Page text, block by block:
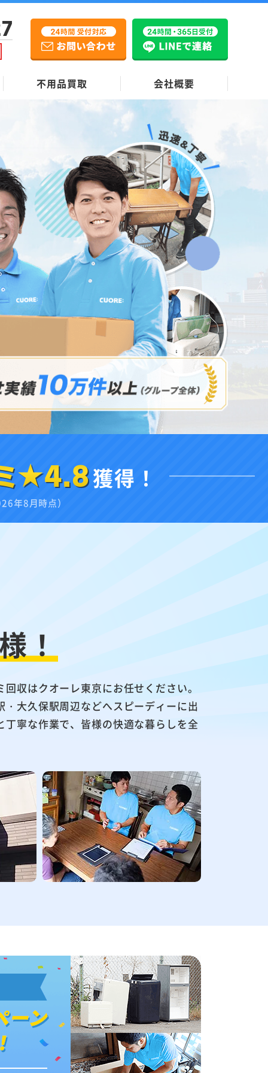
不用品買取 会社概要
★4.8獲得！
年8月時点）
！
収はクオーレ東京にお任せください。
・大久保駅周辺などへスピーディーに出
丁寧な作業で、皆様の快適な暮らしを全